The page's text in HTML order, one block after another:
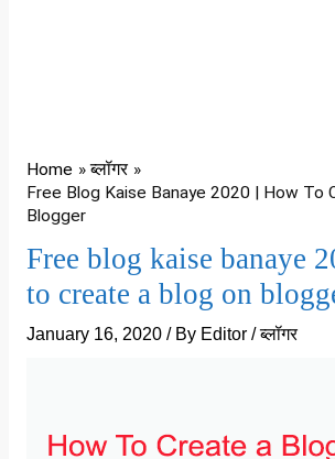
Home
ब्लॉगर
Free Blog Kaise Banaye 2020 | How To
Blogger
Free blog kaise banaye
to create a blog on
January 16, 2020 / By Editor /ब्लॉगर